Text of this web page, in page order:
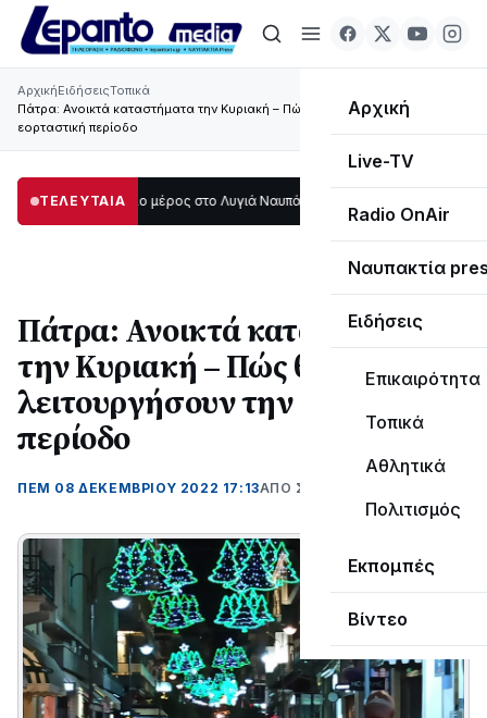
Αρχική
Live-TV
Radio OnAir
Ναυπακτία
Ειδήσεις
Επικαιρότητα
Τοπικά
Αθλητικά
Πολιτισμός
Εκπομπές
Βίντεο
ΑρχικήΕιδήσειςΤοπικά
Πάτρα: Ανοικτά καταστήματα την Κυριακή – Πώς θα λειτουργήσουν την
εορταστική περίοδο
ΤΕΛΕΥΤΑΙΑ
μεγάλο μέρος στο Λυγιά Ναυπάκτου12:08
Πάτρα: Ανοικτά καταστήματα
την Κυριακή – Πώς θα
λειτουργήσουν την εορταστική
περίοδο
ΠΕΜ 08 ΔΕΚΕΜΒΡΊΟΥ 2022 17:13ΑΠΌ ΣΟΦΙΑ ΚΑΥΚΟΠΟΥΛΟΥ